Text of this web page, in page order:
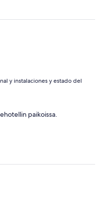
y instalaciones y estado del
paikoissa.